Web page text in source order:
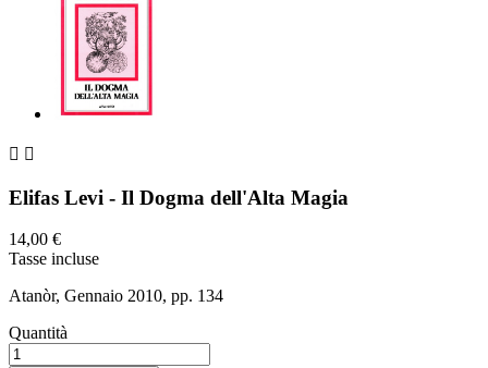
 
Elifas Levi - Il Dogma dell'Alta Magia
14,00 €
Tasse incluse
Atanòr, Gennaio 2010, pp. 134
Quantità